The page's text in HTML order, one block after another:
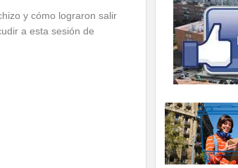
y cómo lograron salir
a esta sesión de